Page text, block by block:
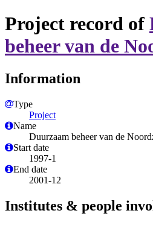
Project record of
beheer van de
Information
Type
Project
Name
Duurzaam beheer van de
Start date
1997-1
End date
2001-12
Institutes & people